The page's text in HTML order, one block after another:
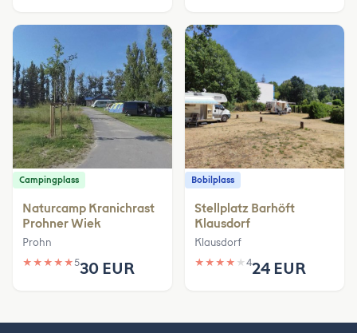
Campingplass
Naturcamp Kranichrast
Prohner Wiek
Prohn
★ ★ ★ ★ ★530 EUR
Bobilplass
Stellplatz Barhöft
Klausdorf
Klausdorf
★ ★ ★ ★ ★ 424 EUR